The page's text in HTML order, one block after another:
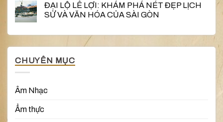
ĐẠI LỘ LÊ LỢI: KHÁM PHÁ NÉT ĐẸP LỊCH
SỬ VÀ VĂN HÓA CỦA SÀI GÒN
CHUYÊN MỤC
Âm Nhạc
Ẩm thực